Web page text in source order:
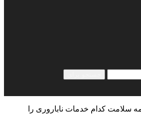
سلامت کدام خدمات ناباروری را